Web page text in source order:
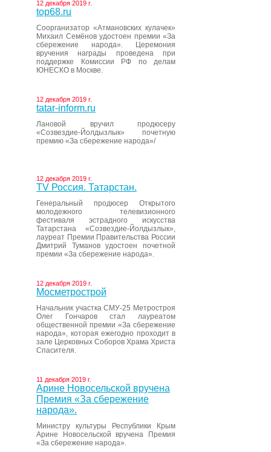
12 декабря 2019 г.
top68.ru
Соорганизатор «Атмановских кулачек»
Михаил Семёнов удостоен премии «За
сбережение народа». Церемония
вручения награды проведена при
поддержке Комиссии РФ по делам
ЮНЕСКО в Москве.
12 декабря 2019 г.
tatar-inform.ru
Лановой вручил продюсеру
«Созвездие-Йолдызлык» почетную
премию «За сбережение народа»/
12 декабря 2019 г.
ТV Россия. Татарстан.
Генеральный продюсер Открытого
молодежного телевизионного
фестиваля эстрадного искусства
Татарстана «Созвездие-Йолдызлык»,
лауреат Премии Правительства России
Дмитрий Туманов удостоен почетной
премии «За сбережение народа».
12 декабря 2019 г.
Мосметрострой
Начальник участка СМУ-25 Метростроя
Олег Гончаров стал лауреатом
общественной премии «За сбережение
народа», которая ежегодно проходит в
зале Церковных Соборов Храма Христа
Спасителя.
11 декабря 2019 г.
Арине Новосельской вручена
Премия «За сбережение
народа».
Министру культуры Республики Крым
Арине Новосельской вручена Премия
«За сбережение народа».